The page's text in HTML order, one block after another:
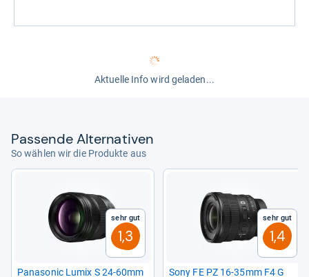
Aktuelle Info wird geladen...
Pas­sende Alter­na­ti­ven
So wählen wir die Produkte aus
Sehr gut
1,3
Pana­so­nic Lumix S 24-​60mm
Sehr gut
1,4
Sony FE PZ 16-​35mm F4 G